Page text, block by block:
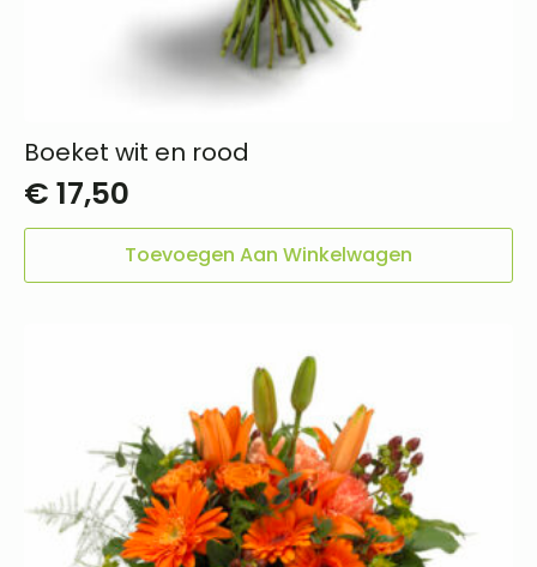
Boeket wit en rood
€ 17,50
Toevoegen Aan Winkelwagen